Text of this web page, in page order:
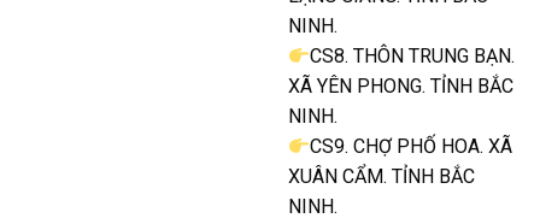
NINH.
CS8. THÔN TRUNG BẠN.
XÃ YÊN PHONG. TỈNH BẮC
NINH.
CS9. CHỢ PHỐ HOA. XÃ
XUÂN CẨM. TỈNH BẮC
NINH.